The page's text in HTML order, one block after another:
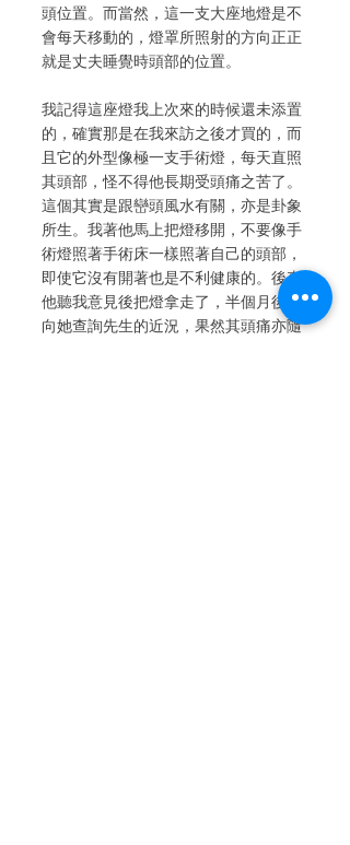
頭位置。而當然，這一支大座地燈是不
會每天移動的，燈罩所照射的方向正正
就是丈夫睡覺時頭部的位置。
我記得這座燈我上次來的時候還未添置
的，確實那是在我來訪之後才買的，而
且它的外型像極一支手術燈，每天直照
其頭部，怪不得他長期受頭痛之苦了。
這個其實是跟巒頭風水有關，亦是卦象
所生。我著他馬上把燈移開，不要像手
術燈照著手術床一樣照著自己的頭部，
即使它沒有開著也是不利健康的。後來
他聽我意見後把燈拿走了，半個月後再
向她查詢先生的近況，果然其頭痛亦隨